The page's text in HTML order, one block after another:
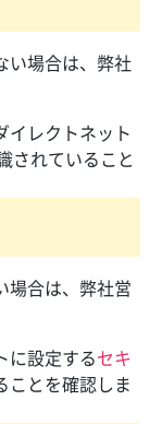
い場合は、弊社
イレクトネット
されていること
場合は、弊社営
に設定するセキ
ことを確認しま